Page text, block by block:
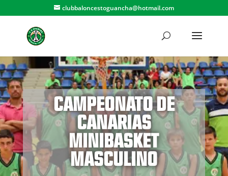
clubbaloncestoguancha@hotmail.com
CAMPEONATO DE
CANARIAS
MINIBASKET
MASCULINO